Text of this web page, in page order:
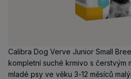
Calibra Dog Verve Junior Small
kompletní suché krmivo s čerstvým
mladé psy ve věku 3-12 měsíců